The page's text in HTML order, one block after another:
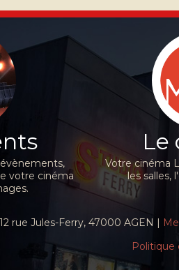
votre cinéma
Le
Votre cinéma
les salles,
12 rue Jules-Ferry, 47000 AGEN |
Politique